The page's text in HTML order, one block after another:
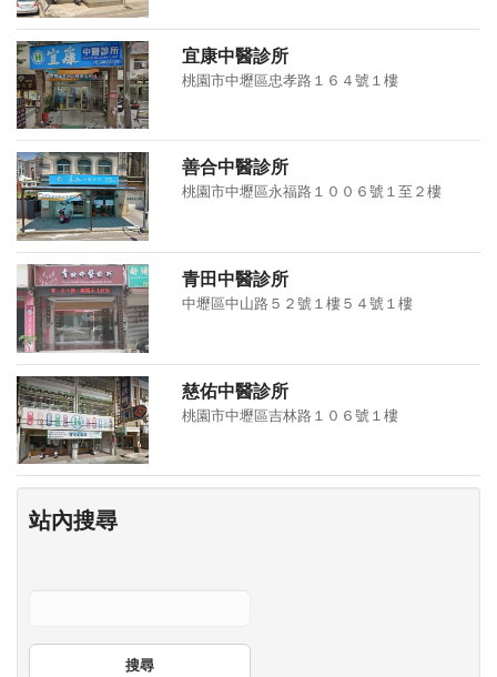
宜康中醫診所
桃園市中壢區忠孝路１６４號１樓
善合中醫診所
桃園市中壢區永福路１００６號１至２樓
青田中醫診所
中壢區中山路５２號１樓５４號１樓
慈佑中醫診所
桃園市中壢區吉林路１０６號１樓
站內搜尋
搜尋